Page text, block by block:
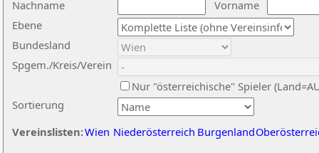
Nachname
Vorname
Ebene
Sortierung
Bundesland
Spgem./Kreis/Verein
Nur "österreichische" Spieler
Vereinslisten:Wien Niederösterreich Burgenland